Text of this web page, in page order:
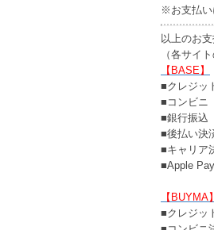
※お支払い
以上のお
（各サイ
【BASE】
■クレジッ
■コンビニ
■銀行振込
■後払い決
■キャリア
■Apple Pay
【BUYMA】
■クレジッ